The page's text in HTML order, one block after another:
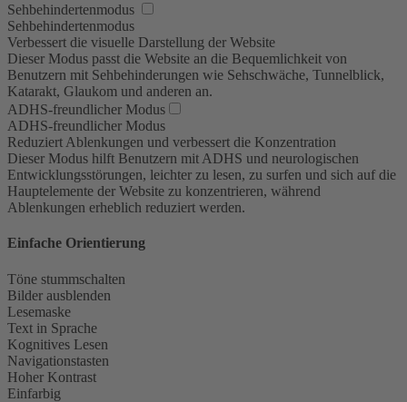
Sehbehindertenmodus
Sehbehindertenmodus
Verbessert die visuelle Darstellung der Website
Dieser Modus passt die Website an die Bequemlichkeit von
Benutzern mit Sehbehinderungen wie Sehschwäche, Tunnelblick,
Katarakt, Glaukom und anderen an.
ADHS-freundlicher Modus
ADHS-freundlicher Modus
Reduziert Ablenkungen und verbessert die Konzentration
Dieser Modus hilft Benutzern mit ADHS und neurologischen
Entwicklungsstörungen, leichter zu lesen, zu surfen und sich auf die
Hauptelemente der Website zu konzentrieren, während
Ablenkungen erheblich reduziert werden.
Einfache Orientierung
Töne stummschalten
Bilder ausblenden
Lesemaske
Text in Sprache
Kognitives Lesen
Navigationstasten
Hoher Kontrast
Einfarbig